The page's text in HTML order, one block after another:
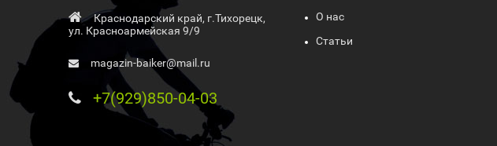
Краснодарский край, г.Тихорецк,
ул. Красноармейская 9/9
magazin-baiker@mail.ru
+7(929)850-04-03
О нас
Статьи